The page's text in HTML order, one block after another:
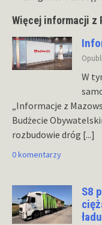
Więcej informacji z
W
„Informacje z
Budżecie
rozbudowie dróg [...]
0 komentarzy
S8